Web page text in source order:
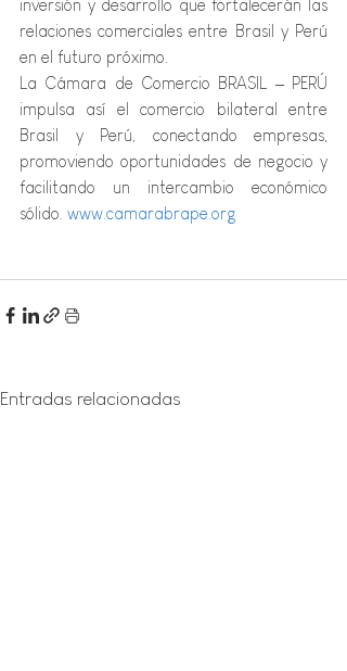
inversión y desarrollo que fortalecerán las
relaciones comerciales entre Brasil y Perú
en el futuro próximo.
La Cámara de Comercio BRASIL – PERÚ
impulsa así el comercio bilateral entre
Brasil y Perú, conectando empresas,
promoviendo oportunidades de negocio y
facilitando un intercambio económico
sólido. www.camarabrape.org
Entradas relacionadas